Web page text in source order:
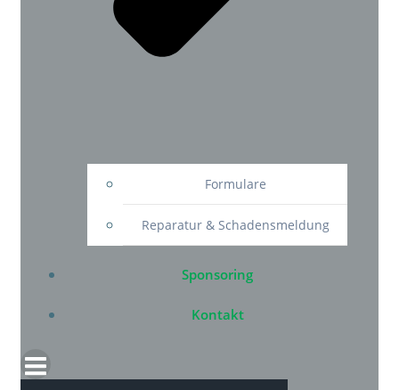
Formulare
Reparatur & Schadensmeldung
Sponsoring
Kontakt